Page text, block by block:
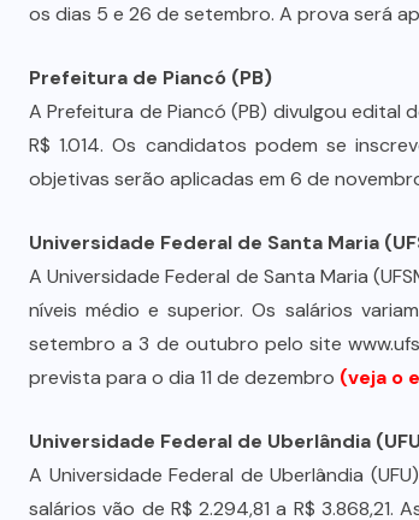
os dias 5 e 26 de setembro. A prova será
Prefeitura de Piancó (PB)
A Prefeitura de Piancó (PB) divulgou edital
R$ 1.014. Os candidatos podem se
objetivas serão aplicadas em 6 de
Universidade Federal de Santa Maria
A Universidade Federal de Santa Maria
níveis médio e superior. Os salários
setembro a 3 de outubro pelo site
prevista para o dia 11 de dezembro (veja o
Universidade Federal de Uberlândia
A Universidade Federal de Uberlândia
salários vão de R$ 2.294,81 a R$